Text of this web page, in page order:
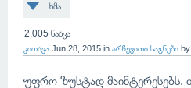
ხმა
2,005 ნახვა
კითხვა Jun 28, 2015 in არჩევითი საგნები by
უფრო ზუსტად მაინტერესებს,